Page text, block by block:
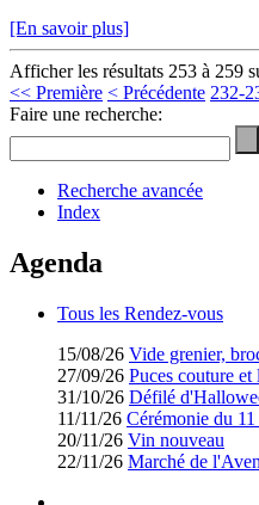
[En savoir plus]
Afficher les résultats 253 à 259
<< Première < Précédente 232-
Faire une recherche:
Recherche avancée
Index
Agenda
Tous les Rendez-vous
15/08/26 Vide grenier,
27/09/26 Puces couture
31/10/26 Défilé
11/11/26 Cérémonie du
20/11/26 Vin nouveau
22/11/26 Marché de